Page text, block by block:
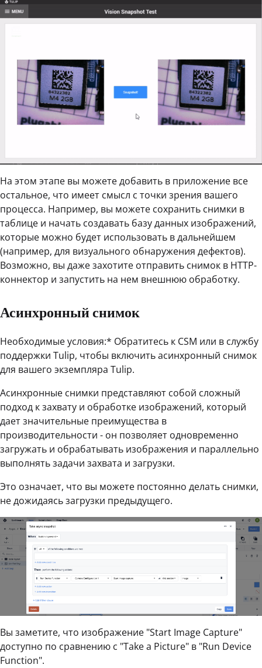
На этом этапе вы можете добавить в приложение все
остальное, что имеет смысл с точки зрения вашего
процесса. Например, вы можете сохранить снимки в
таблице и начать создавать базу данных изображений,
которые можно будет использовать в дальнейшем
(например, для визуального обнаружения дефектов).
Возможно, вы даже захотите отправить снимок в HTTP-
коннектор и запустить на нем внешнюю обработку.
Асинхронный снимок
Необходимые условия:* Обратитесь к CSM или в службу
поддержки Tulip, чтобы включить асинхронный снимок
для вашего экземпляра Tulip.
Асинхронные снимки представляют собой сложный
подход к захвату и обработке изображений, который
дает значительные преимущества в
производительности - он позволяет одновременно
загружать и обрабатывать изображения и параллельно
выполнять задачи захвата и загрузки.
Это означает, что вы можете постоянно делать снимки,
не дожидаясь загрузки предыдущего.
Вы заметите, что изображение "Start Image Capture"
доступно по сравнению с "Take a Picture" в "Run Device
Function".